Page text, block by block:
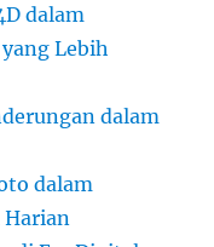
dalam
Lebih
dalam
dalam